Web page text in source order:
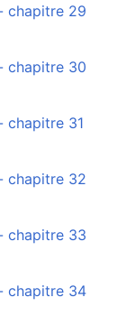
chapitre 29
chapitre 30
chapitre 31
chapitre 32
chapitre 33
chapitre 34